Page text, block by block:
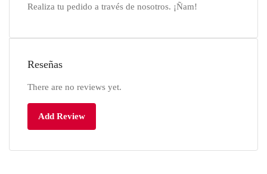
Realiza tu pedido a través de nosotros. ¡Ñam!
Reseñas
There are no reviews yet.
Add Review